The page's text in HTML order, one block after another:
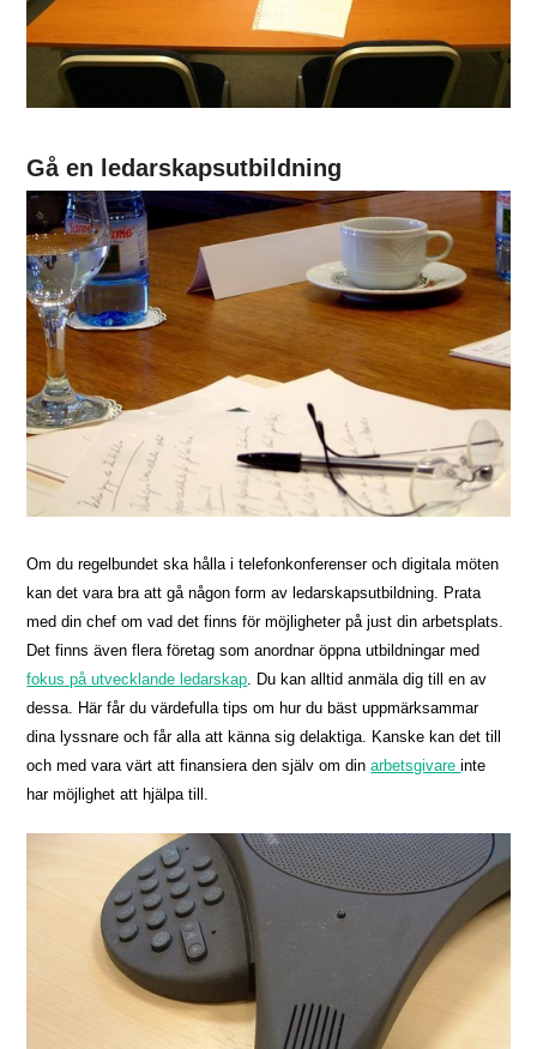
Gå en ledarskapsutbildning
Om du regelbundet ska hålla i telefonkonferenser och digitala möten
kan det vara bra att gå någon form av ledarskapsutbildning. Prata
med din chef om vad det finns för möjligheter på just din arbetsplats.
Det finns även flera företag som anordnar öppna utbildningar med
fokus på utvecklande ledarskap. Du kan alltid anmäla dig till en av
dessa. Här får du värdefulla tips om hur du bäst uppmärksammar
dina lyssnare och får alla att känna sig delaktiga. Kanske kan det till
och med vara värt att finansiera den själv om dinarbetsgivareinte
har möjlighet att hjälpa till.